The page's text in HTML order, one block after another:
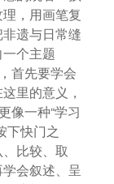
，用画笔复
遗与日常缝
个主题
首先要学会
里的意义，
像一种“学习
下快门之
比较、取
会叙述、呈